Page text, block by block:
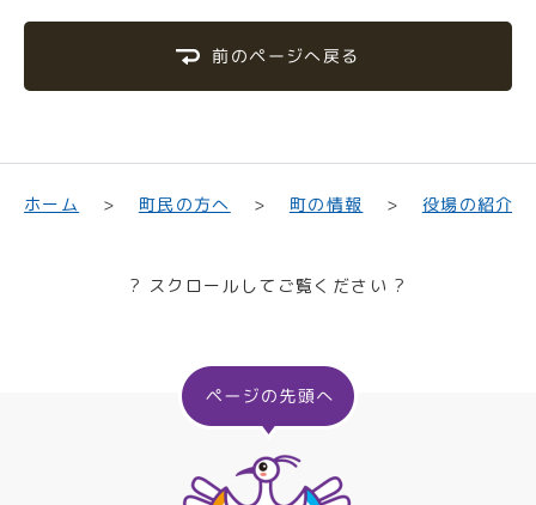
前のページへ戻る
ホーム 町民の方へ 町の情報 役場の紹介
? スクロールしてご覧ください ?